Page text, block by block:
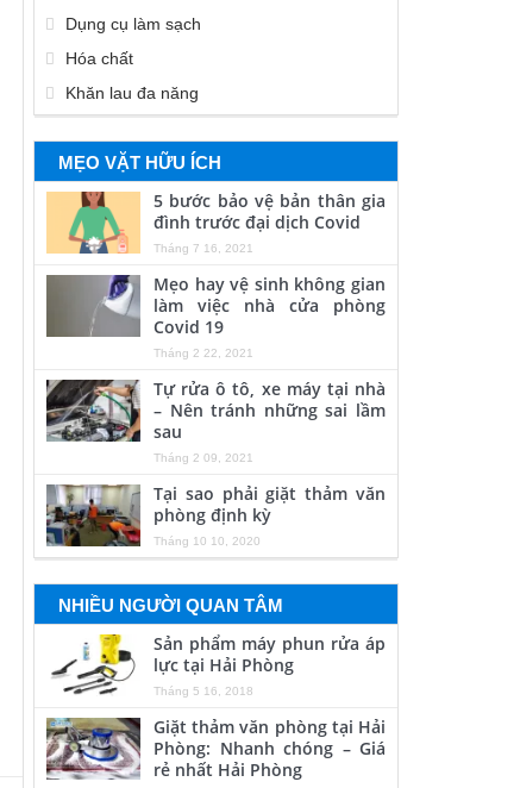
Dụng cụ làm sạch
Hóa chất
Khăn lau đa năng
MẸO VẶT HỮU ÍCH
5 bước bảo vệ bản thân gia
đình trước đại dịch Covid
Tháng 7 16, 2021
Mẹo hay vệ sinh không gian
làm việc nhà cửa phòng
Covid 19
Tháng 2 22, 2021
Tự rửa ô tô, xe máy tại nhà
– Nên tránh những sai lầm
sau
Tháng 2 09, 2021
Tại sao phải giặt thảm văn
phòng định kỳ
Tháng 10 10, 2020
NHIỀU NGƯỜI QUAN TÂM
Sản phẩm máy phun rửa áp
lực tại Hải Phòng
Tháng 5 16, 2018
Giặt thảm văn phòng tại Hải
Phòng: Nhanh chóng – Giá
rẻ nhất Hải Phòng